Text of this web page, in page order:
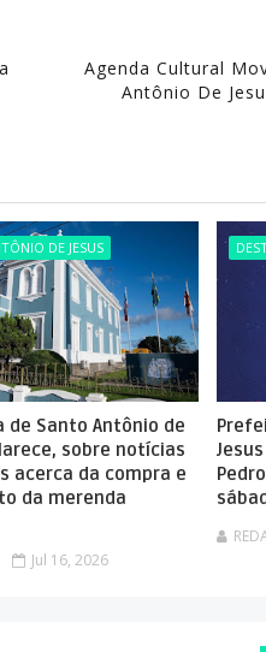
Agenda Cultural
Antônio De
DE JESUS
de Santo Antônio de
sobre notícias
acerca da compra e
da merenda
Jul 16, 2026